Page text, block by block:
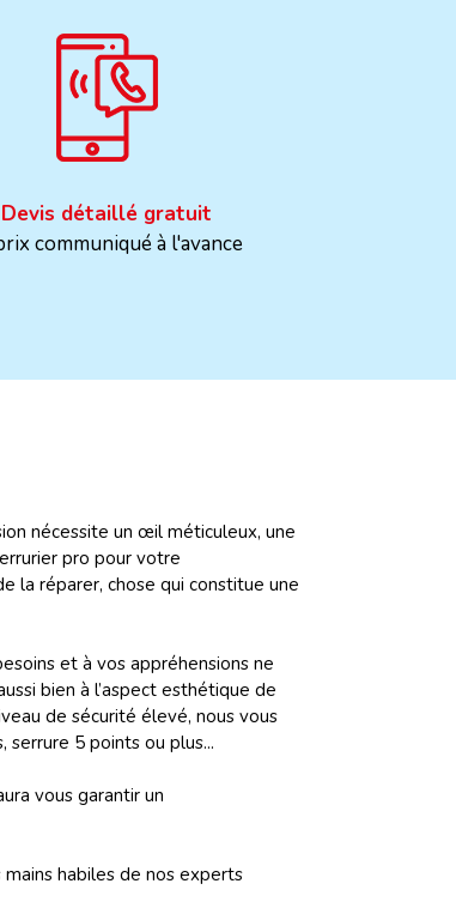
Devis détaillé gratuit
communiqué à l'avance
nécessite un œil méticuleux, une
pro pour votre
la réparer, chose qui constitue une
et à vos appréhensions ne
bien à l’aspect esthétique de
de sécurité élevé, nous vous
serrure 5 points ou plus...
vous garantir un
habiles de nos experts